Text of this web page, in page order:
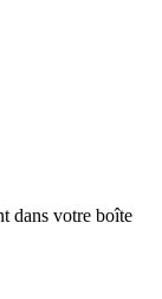
dans votre boîte